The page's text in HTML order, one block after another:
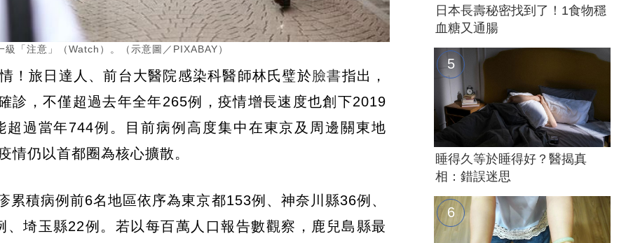
「注意」（Watch）。（示意圖／PIXABAY）
！旅日達人、前台大醫院感染科醫師林氏璧於臉書指出，
診，不僅超過去年全年265例，疫情增長速度也創下2019
過當年744例。目前病例高度集中在東京及周邊關東地
情仍以首都圈為核心擴散。
積病例前6名地區依序為東京都153例、神奈川縣36例、
埼玉縣22例。若以每百萬人口報告數觀察，鹿兒島縣最
日本長壽秘密找到了！1食物穩
血糖又通腸
睡得久等於睡得好？醫揭真
相：錯誤迷思